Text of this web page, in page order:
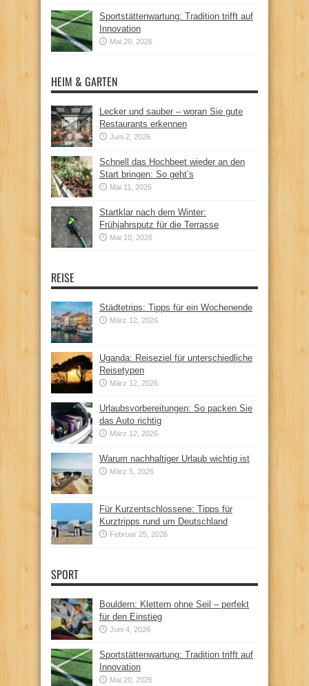
Sportstättenwartung: Tradition trifft auf
Innovation
Mai 20, 2026
HEIM & GARTEN
Lecker und sauber – woran Sie gute
Restaurants erkennen
Juni 2, 2026
Schnell das Hochbeet wieder an den
Start bringen: So geht’s
Mai 11, 2026
Startklar nach dem Winter:
Frühjahrsputz für die Terrasse
Mai 10, 2026
REISE
Städtetrips: Tipps für ein Wochenende
März 12, 2026
Uganda: Reiseziel für unterschiedliche
Reisetypen
März 12, 2026
Urlaubsvorbereitungen: So packen Sie
das Auto richtig
März 12, 2026
Warum nachhaltiger Urlaub wichtig ist
März 5, 2026
Für Kurzentschlossene: Tipps für
Kurztripps rund um Deutschland
Februar 25, 2026
SPORT
Bouldern: Klettern ohne Seil – perfekt
für den Einstieg
Juni 4, 2026
Sportstättenwartung: Tradition trifft auf
Innovation
Mai 20, 2026